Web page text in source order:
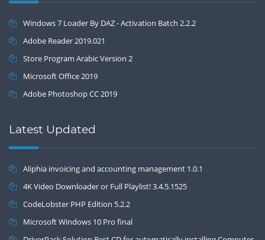
Windows 7 Loader By DAZ - Activation Batch 2.2.2
Adobe Reader 2019.021
Store Program Arabic Version 2
Microsoft Office 2019
Adobe Photoshop CC 2019
Latest Updated
Aliphia invoicing and accounting management 1.0.1
4K Video Downloader or Full Playlist! 3.4.5.1525
CodeLobster PHP Edition 5.2.2
Microsoft Windows 10 Pro final